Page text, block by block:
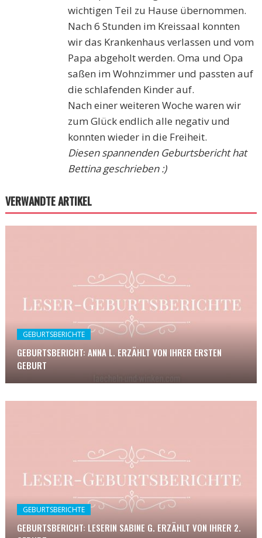
wichtigen Teil zu Hause übernommen.
Nach 6 Stunden im Kreissaal konnten
wir das Krankenhaus verlassen und vom
Papa abgeholt werden. Oma und Opa
saßen im Wohnzimmer und passten auf
die schlafenden Kinder auf.
Nach einer weiteren Woche waren wir
zum Glück endlich alle negativ und
konnten wieder in die Freiheit.
Diesen spannenden Geburtsbericht hat
Bettina geschrieben :)
VERWANDTE ARTIKEL
GEBURTSBERICHTE
GEBURTSBERICHT: ANNA L. ERZÄHLT VON IHRER ERSTEN
GEBURT
GEBURTSBERICHTE
GEBURTSBERICHT: LESERIN SABINE G. ERZÄHLT VON IHRER 2.